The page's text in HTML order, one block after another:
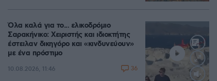
Όλα καλά για το... ελικοδρόμιο
Σαρακήνικο: Χειριστής και ιδιοκτήτης
έστειλαν δικηγόρο και «κινδυνεύουν»
με ένα πρόστιμο
10.08.2026, 11:46 36